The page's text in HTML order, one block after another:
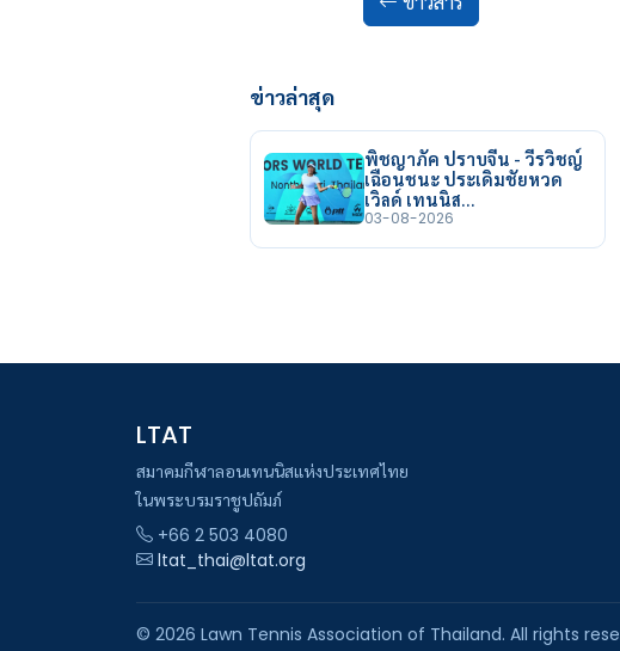
ข่าวล่าสุด
พิชญาภัค ปราบจีน - วีรวิชญ์
เฉือนชนะ ประเดิมชัยหวด
เวิลด์ เทนนิส…
03-08-2026
LTAT
สมาคมกีฬาลอนเทนนิสแห่งประเทศไทย
ในพระบรมราชูปถัมภ์
+66 2 503 4080
ltat_thai@ltat.org
© 2026 Lawn Tennis Association of Thailand. All rights